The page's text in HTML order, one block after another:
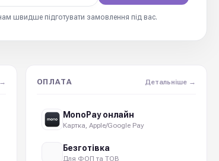
швидше підготувати замовлення під вас.
ОПЛАТА Детальніше →
MonoPay онлайн
Картка, Apple/Google Pay
Безготівка
Для ФОП та ТОВ